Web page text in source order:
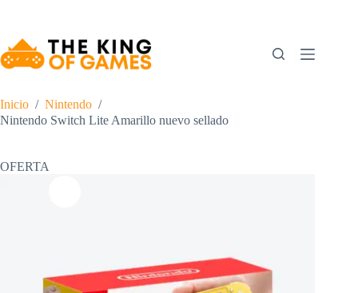
Inicio / Nintendo /
Nintendo Switch Lite Amarillo nuevo sellado
OFERTA